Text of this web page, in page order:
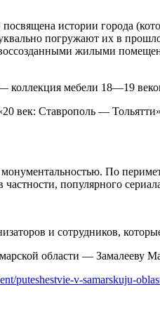
истории города
погружают их в
жилыми
коллекция мебели 18—19
век: Ставрополь —
По
популярного
и сотрудников,
области — Замалееву
puteshestvie-v-samarskuju-